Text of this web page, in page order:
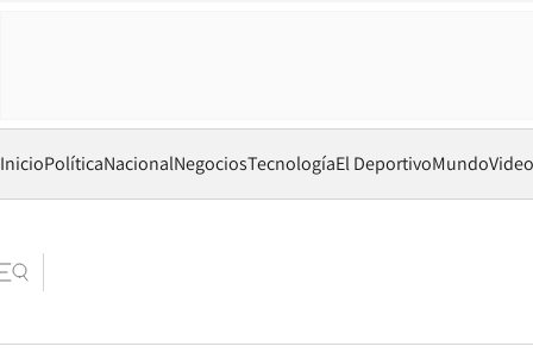
InicioPolíticaNacionalNegociosTecnologíaEl DeportivoMundo